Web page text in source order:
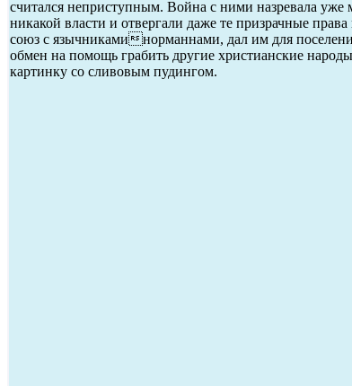
считался неприступным. Война с ними назревала уже
никакой власти и отвергали даже те призрачные
союз с язычникаминорманнами, дал им для
обмен на помощь грабить другие христианские
картинку со сливовым пудингом.